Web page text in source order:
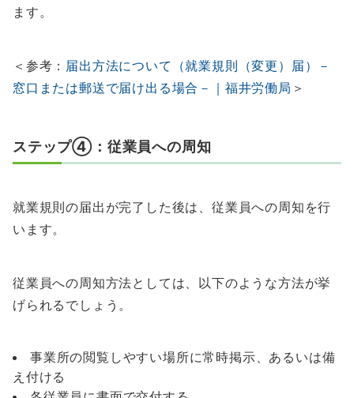
ます。
＜参考： 届出方法について（就業規則（変更）届）－
窓口または郵送で届け出る場合－｜福井労働局 ＞
ステップ④：従業員への周知
就業規則の届出が完了した後は、従業員への周知を行
います。
従業員への周知方法としては、以下のような方法が挙
げられるでしょう。
事業所の閲覧しやすい場所に常時掲示、あるいは備
え付ける